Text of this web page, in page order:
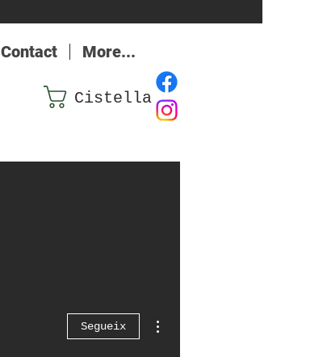
Contact More...
Cistella
Segueix